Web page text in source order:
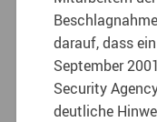
darauf, dass
September
Security
deutliche